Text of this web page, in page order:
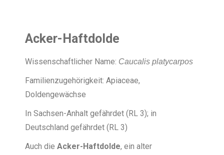
Acker-Haftdolde
Wissenschaftlicher Name: Caucalis platycarpos
Familienzugehörigkeit: Apiaceae,
Doldengewächse
In Sachsen-Anhalt gefährdet (RL 3); in
Deutschland gefährdet (RL 3)
Auch die Acker-Haftdolde, ein alter